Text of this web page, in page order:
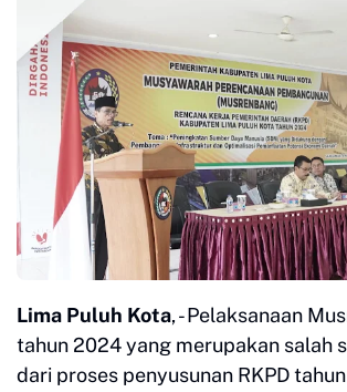
Lima Puluh Kota, - Pelaksanaan
tahun 2024 yang merupakan salah
dari proses penyusunan RKPD